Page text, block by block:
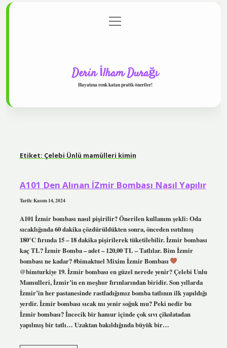
Gizlilik Politikası
menüyü
aç
Derin İlham Durağı
Hayatına renk katan pratik öneriler!
Etiket: Çelebi Ünlü mamülleri kimin
A101 Den Alınan İZmir Bombası Nasıl Yapılır
Tarih: Kasım 14, 2024
A101 İzmir bombası nasıl pişirilir? Önerilen kullanım şekli: Oda
sıcaklığında 60 dakika çözdürüldükten sonra, önceden ısıtılmış
180°C fırında 15 – 18 dakika pişirilerek tüketilebilir. İzmir bombası
kaç TL? İzmir Bomba – adet – 120,00 TL – Tatlılar. Bim İzmir
bombası ne kadar? #bimaktuel Mixim İzmir Bombası
@bimturkiye 19. İzmir bombası en güzel nerede yenir? Çelebi Unlu
Mamulleri, İzmir’in en meşhur fırınlarından biridir. Son yıllarda
İzmir’in her pastanesinde rastladığımız bomba tatlının ilk yapıldığı
yerdir. İzmir bombası sıcak mı yenir soğuk mu? Peki nedir bu
İzmir bombası? İncecik bir hamur içinde çok sıvı çikolatadan
yapılmış bir tatlı… Uzaktan bakıldığında büyük bir…